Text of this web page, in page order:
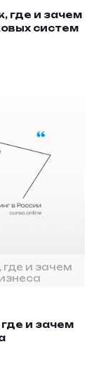
где и зачем
систем
где и зачем
и зачем